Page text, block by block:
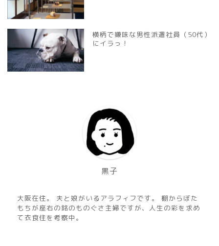
横柄で嫌味な男性派遣社員（50代）
にイラっ！
黒子
大阪在住。 夫と娘がいるアラフィフです。 棚からぼた
もちが座右の銘のものぐさ主婦ですが、人生の彩を求め
て衣食住を考察中。